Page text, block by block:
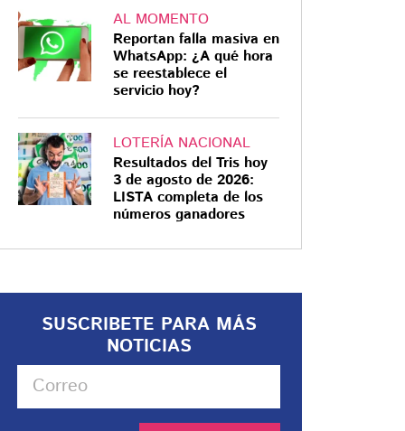
AL MOMENTO
Reportan falla masiva en
WhatsApp: ¿A qué hora
se reestablece el
servicio hoy?
LOTERÍA NACIONAL
Resultados del Tris hoy
3 de agosto de 2026:
LISTA completa de los
números ganadores
SUSCRIBETE PARA MÁS
NOTICIAS